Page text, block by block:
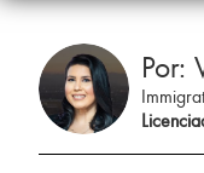
Por: